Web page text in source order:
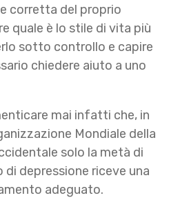
corretta del proprio
quale è lo stile di vita più
sotto controllo e capire
chiedere aiuto a uno
mai infatti che, in
Mondiale della
solo la metà di
depressione riceve una
adeguato.